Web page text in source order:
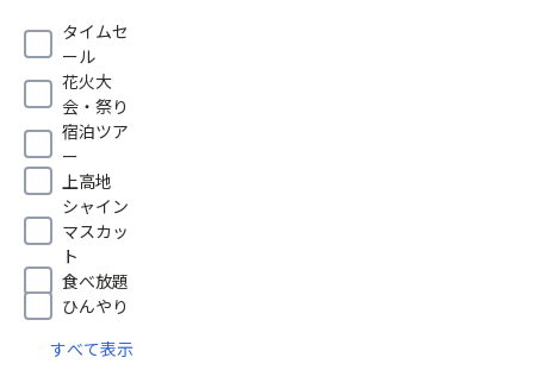
タイムセ
ール
花火大
会・祭り
宿泊ツア
ー
上高地
シャイン
マスカッ
ト
食べ放題
ひんやり
すべて表示